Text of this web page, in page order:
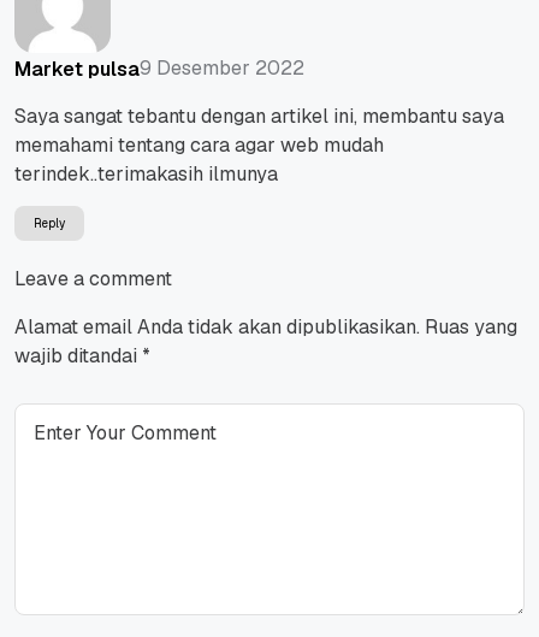
Market pulsa9 Desember 2022
Saya sangat tebantu dengan artikel ini, membantu saya
memahami tentang cara agar web mudah
terindek..terimakasih ilmunya
Reply
Leave a comment
Alamat email Anda tidak akan dipublikasikan. Ruas yang
wajib ditandai *